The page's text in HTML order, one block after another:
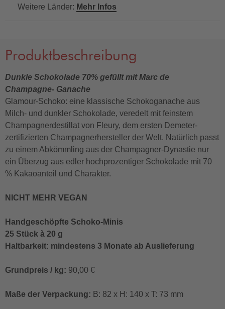
Weitere Länder: Mehr Infos
Produktbeschreibung
Dunkle Schokolade 70% gefüllt mit Marc de
Champagne- Ganache
Glamour-Schoko: eine klassische Schokoganache aus
Milch- und dunkler Schokolade, veredelt mit feinstem
Champagnerdestillat von Fleury, dem ersten Demeter-
zertifizierten Champagnerhersteller der Welt. Natürlich passt
zu einem Abkömmling aus der Champagner-Dynastie nur
ein Überzug aus edler hochprozentiger Schokolade mit 70
% Kakaoanteil und Charakter.
NICHT MEHR VEGAN
Handgeschöpfte Schoko-Minis
25 Stück à 20 g
Haltbarkeit: mindestens 3 Monate ab Auslieferung
Grundpreis / kg: 90,00 €
Maße der Verpackung: B: 82 x H: 140 x T: 73 mm